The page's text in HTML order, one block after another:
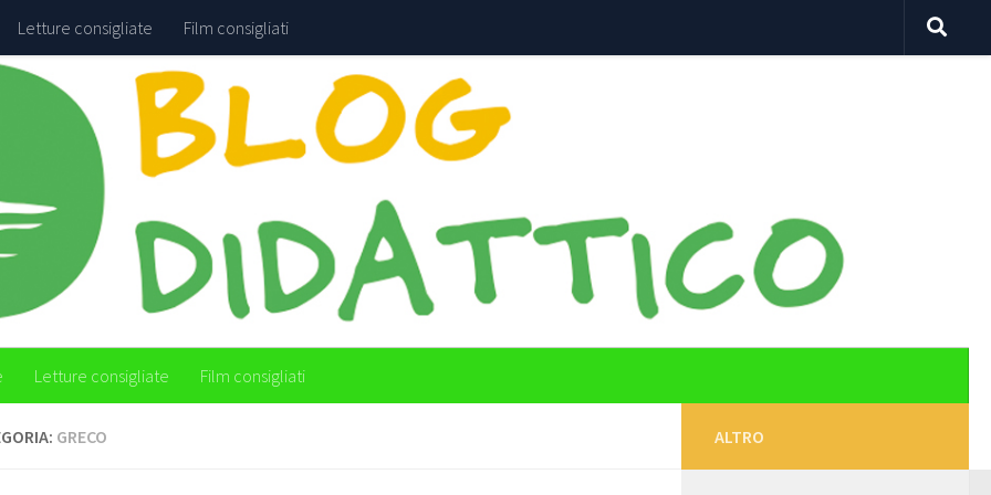
Letture consigliate Film consigliati
Letture consigliate Film consigliati
GRECO ALTRO